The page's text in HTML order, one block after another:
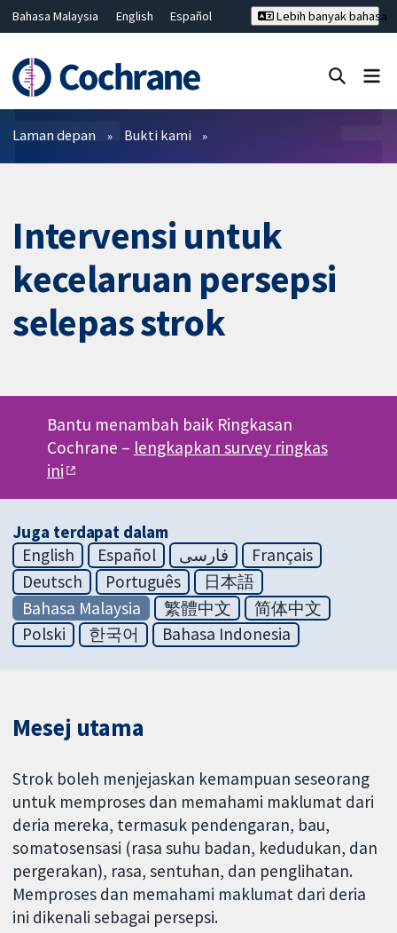
Bahasa Malaysia English
Español
Hrvatski
Deutsch ไทย
繁體中文
简体中文
Lebih banyak bahasa
Penapis
Laman depan Bukti kami
Intervensi untuk
kecelaruan persepsi
selepas strok
Bantu menambah baik Ringkasan
Cochrane – lengkapkan survey ringkas
ini
Juga terdapat dalam
English
Español فارسی
Français
Deutsch
Português
日本語
Bahasa Malaysia
繁體中文
简体中文
Polski
한국어 Bahasa Indonesia
Mesej utama
Strok boleh menjejaskan kemampuan seseorang
untuk memproses dan memahami maklumat dari
deria mereka, termasuk pendengaran, bau,
somatosensasi (rasa suhu badan, kedudukan, dan
pergerakan), rasa, sentuhan, dan penglihatan.
Memproses dan memahami maklumat dari deria
ini dikenali sebagai persepsi.